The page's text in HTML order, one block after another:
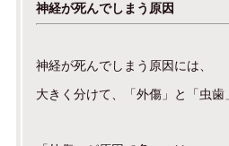
神経が死んでしまう原因
神経が死んでしまう原因には、
大きく分けて、「外傷」と「虫歯